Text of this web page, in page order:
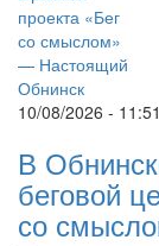
10/08/2026 - 11:51
В
беговой
со